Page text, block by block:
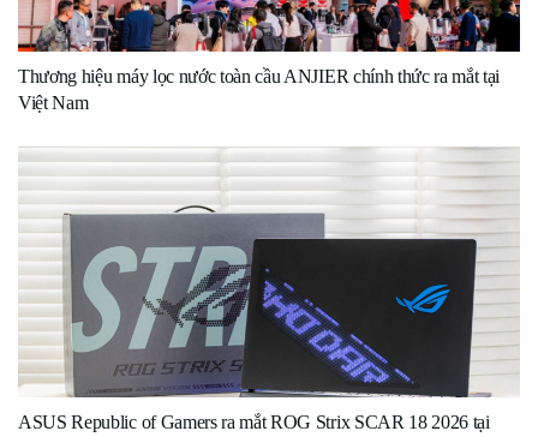
Thương hiệu máy lọc nước toàn cầu ANJIER chính thức ra mắt tại
Việt Nam
ASUS Republic of Gamers ra mắt ROG Strix SCAR 18 2026 tại